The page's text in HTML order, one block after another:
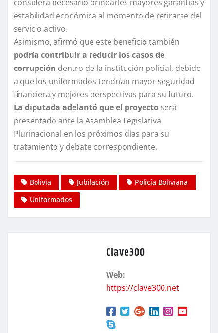
considera necesario brindarles mayores garantías y
estabilidad económica al momento de retirarse del
servicio activo.
Asimismo, afirmó que este beneficio también
podría contribuir a reducir los casos de
corrupción dentro de la institución policial, debido
a que los uniformados tendrían mayor seguridad
financiera y mejores perspectivas para su futuro.
La diputada adelantó que el proyecto será
presentado ante la Asamblea Legislativa
Plurinacional en los próximos días para su
tratamiento y debate correspondiente.
Bolivia Jubilación
Policía Boliviana
Uniformados
Clave300
Web:
https://clave300.net